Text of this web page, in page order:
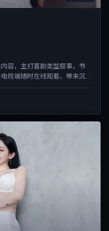
容，主打喜剧类型叙事，节
视端随时在线观看，带来沉